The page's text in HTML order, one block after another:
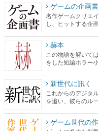
ゲームの企画書
名作ゲームクリエ
し、ヒットする企
赫本
この物語を解いて
をした短編ホラー
新世代に訊く
これからのデジタ
を追い、彼らのル
ゲーム世代の